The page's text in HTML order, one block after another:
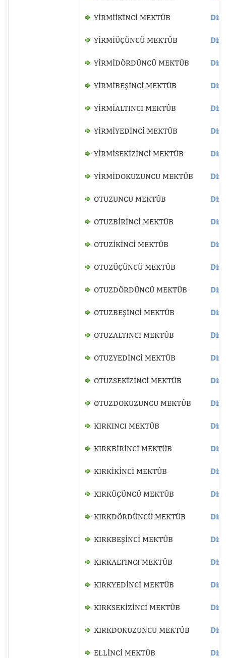
YİRMİİKİNCİ MEKTÛB
YİRMİÜÇÜNCÜ MEKTÛB
YİRMİDÖRDÜNCÜ MEKTÛB
YİRMİBEŞİNCİ MEKTÛB
YİRMİALTINCI MEKTÛB
YİRMİYEDİNCİ MEKTÛB
YİRMİSEKİZİNCİ MEKTÛB
YİRMİDOKUZUNCU MEKTÛB
OTUZUNCU MEKTÛB
OTUZBİRİNCİ MEKTÛB
OTUZİKİNCİ MEKTÛB
OTUZÜÇÜNCÜ MEKTÛB
OTUZDÖRDÜNCÜ MEKTÛB
OTUZBEŞİNCİ MEKTÛB
OTUZALTINCI MEKTÛB
OTUZYEDİNCİ MEKTÛB
OTUZSEKİZİNCİ MEKTÛB
OTUZDOKUZUNCU MEKTÛB
KIRKINCI MEKTÛB
KIRKBİRİNCİ MEKTÛB
KIRKİKİNCİ MEKTÛB
KIRKÜÇÜNCÜ MEKTÛB
KIRKDÖRDÜNCÜ MEKTÛB
KIRKBEŞİNCİ MEKTÛB
KIRKALTINCI MEKTÛB
KIRKYEDİNCİ MEKTÛB
KIRKSEKİZİNCİ MEKTÛB
KIRKDOKUZUNCU MEKTÛB
ELLİNCİ MEKTÛB